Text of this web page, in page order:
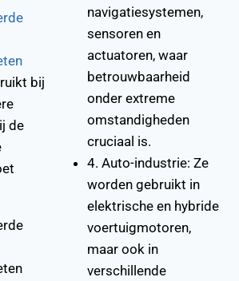
bij
de
navigatiesystemen,
sensoren en
actuatoren, waar
betrouwbaarheid
onder extreme
omstandigheden
cruciaal is.
4. Auto-industrie: Ze
worden gebruikt in
elektrische en hybride
voertuigmotoren,
maar ook in
verschillende